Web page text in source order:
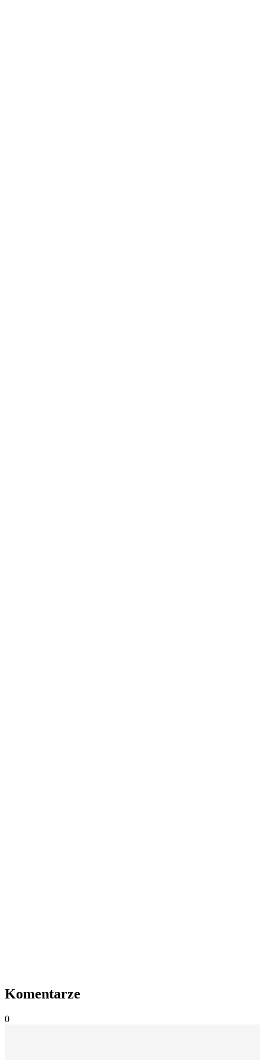
Komentarze
0